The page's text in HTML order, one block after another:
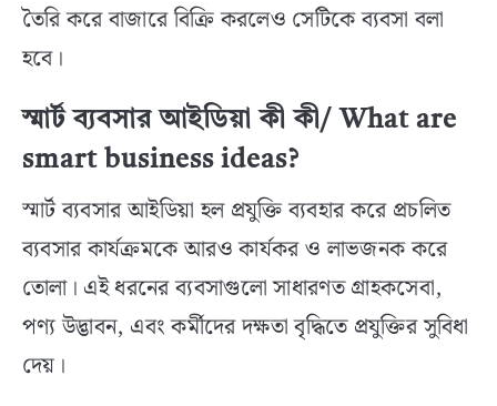
তৈরি করে বাজারে বিক্রি করলেও সেটিকে ব্যবসা বলা
হবে।
স্মার্ট ব্যবসার আইডিয়া কী কী/ What are
smart business ideas?
স্মার্ট ব্যবসার আইডিয়া হল প্রযুক্তি ব্যবহার করে প্রচলিত
ব্যবসার কার্যক্রমকে আরও কার্যকর ও লাভজনক করে
তোলা। এই ধরনের ব্যবসাগুলো সাধারণত গ্রাহকসেবা,
পণ্য উদ্ভাবন, এবং কর্মীদের দক্ষতা বৃদ্ধিতে প্রযুক্তির সুবিধা
দেয়।